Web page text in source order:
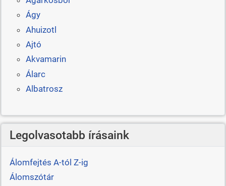
Ágy
Ahuizotl
Ajtó
Akvamarin
Álarc
Albatrosz
Legolvasotabb írásaink
Álomfejtés A-tól Z-ig
Álomszótár